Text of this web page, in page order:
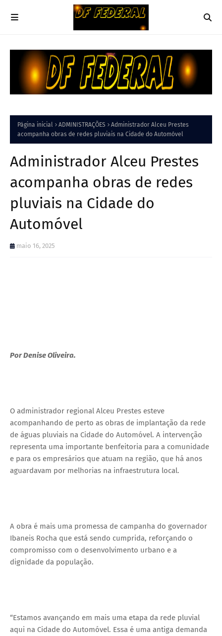
Página inicial ADMINISTRAÇÕES
Administrador Alceu Prestes
acompanha obras de redes pluviais na Cidade do Automóvel
Administrador Alceu Prestes
acompanha obras de redes
pluviais na Cidade do
Automóvel
maio 16, 2025
Por Denise Oliveira.
O administrador regional Alceu Prestes esteve
acompanhando de perto as obras de implantação da rede
de águas pluviais na Cidade do Automóvel. A intervenção
representa uma importante benfeitoria para a comunidade
e para os empresários que atuam na região, que há anos
aguardavam por melhorias na infraestrutura local.
A obra é mais uma promessa de campanha do governador
Ibaneis Rocha que está sendo cumprida, reforçando o
compromisso com o desenvolvimento urbano e a
dignidade da população.
“Estamos avançando em mais uma etapa da rede pluvial
aqui na Cidade do Automóvel. Essa é uma antiga demanda